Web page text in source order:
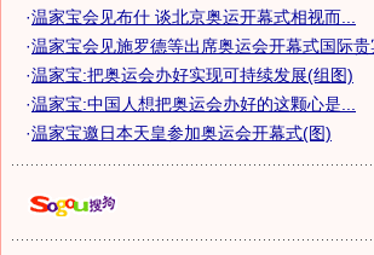
·温家宝会见布什 谈北京奥运开幕式相视而...
·温家宝会见施罗德等出席奥运会开幕式国际贵
·温家宝:把奥运会办好实现可持续发展(组图)
·温家宝:中国人想把奥运会办好的这颗心是...
·温家宝邀日本天皇参加奥运会开幕式(图)